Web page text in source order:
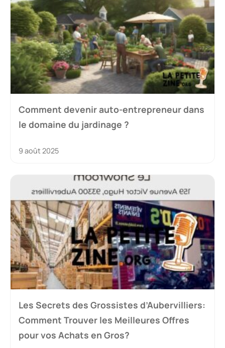
Comment devenir auto-entrepreneur dans
le domaine du jardinage ?
9 août 2025
Les Secrets des Grossistes d’Aubervilliers:
Comment Trouver les Meilleures Offres
pour vos Achats en Gros?